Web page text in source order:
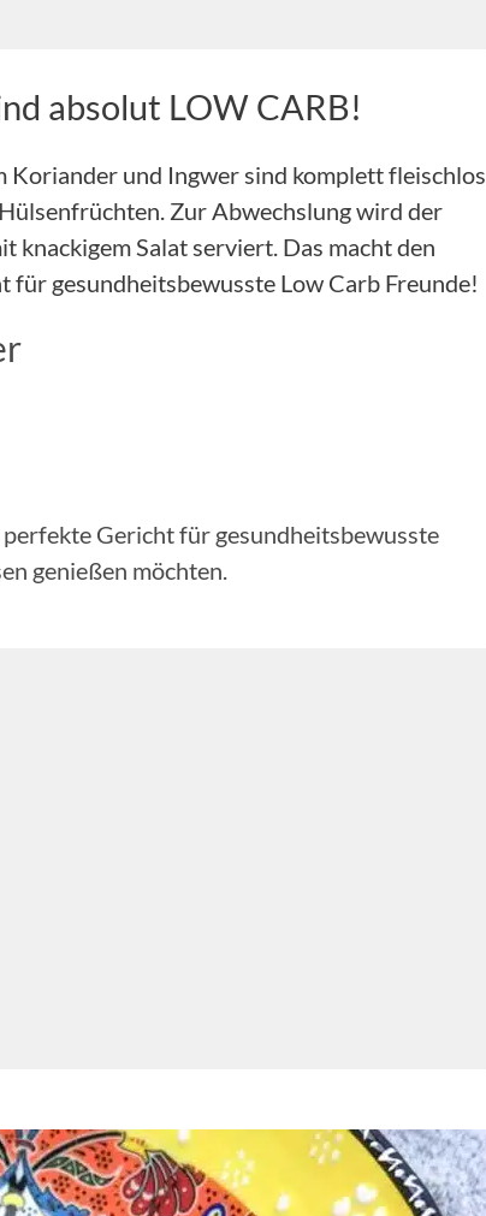
absolut LOW CARB!
und Ingwer sind komplett fleischlos
Zur Abwechslung wird der
knackigem Salat serviert. Das macht den
gesundheitsbewusste Low Carb Freunde!
Gericht für gesundheitsbewusste
genießen möchten.